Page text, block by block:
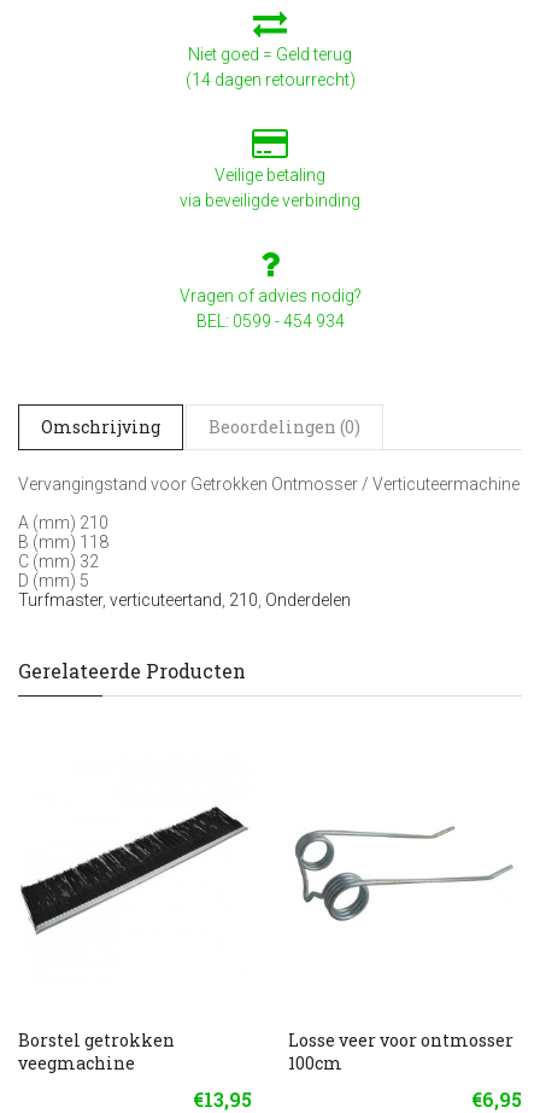
Niet goed = Geld terug
(14 dagen retourrecht)
Veilige betaling
via beveiligde verbinding
Vragen of advies nodig?
BEL: 0599 - 454 934
Omschrijving Beoordelingen (0)
Vervangingstand voor Getrokken Ontmosser / Verticuteermachine
A (mm) 210
B (mm) 118
C (mm) 32
D (mm) 5
Turfmaster, verticuteertand 210 Onderdelen
Gerelateerde Producten
Borstel getrokken
veegmachine
€13,95
Losse veer voor ontmosser
100cm
€6,95